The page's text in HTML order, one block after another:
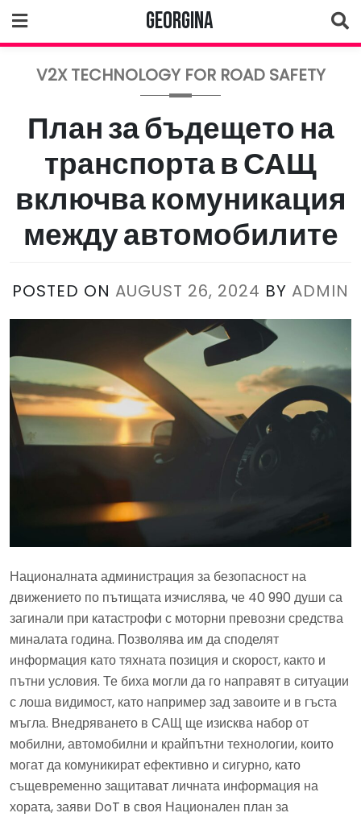
to
content
Georgina
V2X TECHNOLOGY FOR ROAD SAFETY
План за бъдещето на
транспорта в САЩ
включва комуникация
между автомобилите
POSTED ON AUGUST 26, 2024 BY ADMIN
Националната администрация за безопасност на
движението по пътищата изчислява, че 40 990 души са
загинали при катастрофи с моторни превозни средства
миналата година. Позволява им да споделят
информация като тяхната позиция и скорост, както и
пътни условия. Те биха могли да го направят в ситуации
с лоша видимост, като например зад завоите и в гъста
мъгла. Внедряването в САЩ ще изисква набор от
мобилни, автомобилни и крайпътни технологии, които
могат да комуникират ефективно и сигурно, като
същевременно защитават личната информация на
хората, заяви DoT в своя Национален план за